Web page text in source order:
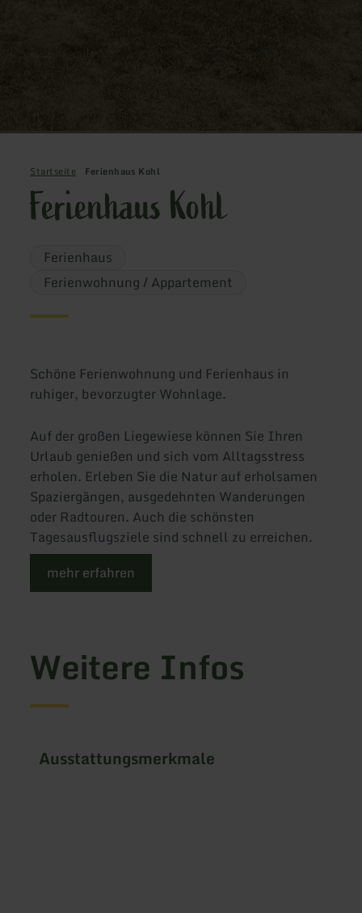
Startseite Ferienhaus Kohl
Ferienhaus Kohl
Ferienhaus
Ferienwohnung / Appartement
Schöne Ferienwohnung und Ferienhaus in
ruhiger, bevorzugter Wohnlage.
Auf der großen Liegewiese können Sie Ihren
Urlaub genießen und sich vom Alltagsstress
erholen. Erleben Sie die Natur auf erholsamen
Spaziergängen, ausgedehnten Wanderungen
oder Radtouren. Auch die schönsten
Tagesausflugsziele sind schnell zu erreichen.
mehr erfahren
Weitere Infos
Ausstattungsmerkmale